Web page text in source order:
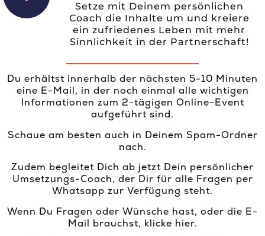
Setze mit Deinem persönlichen
Coach die Inhalte um und kreiere
ein zufriedenes Leben mit mehr
Sinnlichkeit in der Partnerschaft!
Du erhältst innerhalb der nächsten 5-10 Minuten
eine E-Mail, in der noch einmal alle wichtigen
Informationen zum 2-tägigen Online-Event
aufgeführt sind.
Schaue am besten auch in Deinem Spam-Ordner
nach.
Zudem begleitet Dich ab jetzt Dein persönlicher
Umsetzungs-Coach, der Dir für alle Fragen per
Whatsapp zur Verfügung steht.
Wenn Du Fragen oder Wünsche hast, oder die E-
Mail brauchst, klicke hier.